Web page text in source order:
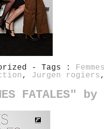
- Tags :
, Jurgen rogiers
FATALES"